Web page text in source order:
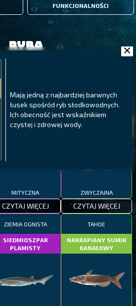
FUNKCJONALNOŚCI
Mają jedną z najbardziej barwnych
łusek spośród ryb słodkowodnych.
Ich obecność jest wskaźnikiem
czystej i zdrowej wody.
Ryba
PÓŁNOCNE FIORDY
LING
MITYCZNA
CZYTAJ WIĘCEJ
WYSPY GALAPAGOS
MEKSYKAŃSKI
ZWYCZAJNA
CZYTAJ WIĘCEJ
ZIEMIA OGNISTA
SIEDMIOSZPAR
PLAMISTY
TAHOE
NAKRAPIANY SUMIK
KANAŁOWY